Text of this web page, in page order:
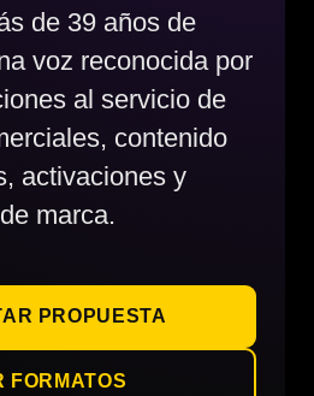
de 39 años de
voz reconocida por
al servicio de
contenido
activaciones y
marca.
PROPUESTA
FORMATOS